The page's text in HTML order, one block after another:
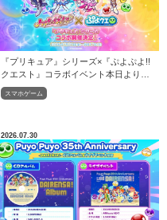
スマホゲーム
『プリキュア』シリーズ×『ぷよぷよ!!
クエスト』コラボイベント本日より開
催！
2026.07.30